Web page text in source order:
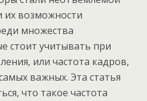
возможности
множества
стоит учитывать при
или частота кадров,
важных. Эта статья
что такое частота